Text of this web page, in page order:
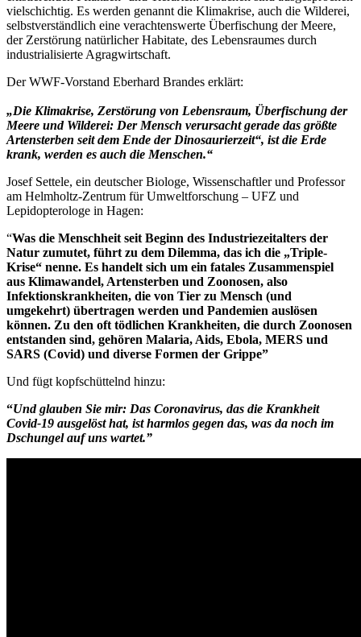
vielschichtig. Es werden genannt die Klimakrise, auch die Wilderei,
selbstverständlich eine verachtenswerte Überfischung der Meere,
der Zerstörung natürlicher Habitate, des Lebensraumes durch
industrialisierte Agragwirtschaft.
Der WWF-Vorstand Eberhard Brandes erklärt:
„Die Klimakrise, Zerstörung von Lebensraum, Überfischung der
Meere und Wilderei: Der Mensch verursacht gerade das größte
Artensterben seit dem Ende der Dinosaurierzeit“, ist die Erde
krank, werden es auch die Menschen.“
Josef Settele, ein deutscher Biologe, Wissenschaftler und Professor
am Helmholtz-Zentrum für Umweltforschung – UFZ und
Lepidopterologe in Hagen:
“Was die Menschheit seit Beginn des Industriezeitalters der
Natur zumutet, führt zu dem Dilemma, das ich die „Triple-
Krise“ nenne. Es handelt sich um ein fatales Zusammenspiel
aus Klimawandel, Artensterben und Zoonosen, also
Infektionskrankheiten, die von Tier zu Mensch (und
umgekehrt) übertragen werden und Pandemien auslösen
können. Zu den oft tödlichen Krankheiten, die durch Zoonosen
entstanden sind, gehören Malaria, Aids, Ebola, MERS und
SARS (Covid) und diverse Formen der Grippe”
Und fügt kopfschüttelnd hinzu:
“Und glauben Sie mir: Das Coronavirus, das die Krankheit
Covid-19 ausgelöst hat, ist harmlos gegen das, was da noch im
Dschungel auf uns wartet.”